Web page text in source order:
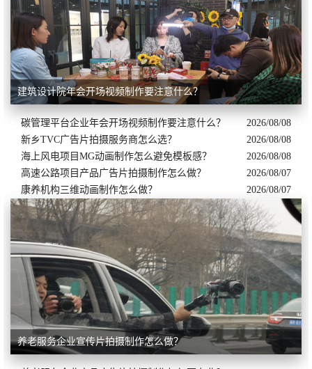
建筑设计院年会开场视频制作要注意什么？
2026/08/08
碳管理平台企业年会开场视频制作要注意什么？
2026/08/08
新乡TVC广告片拍摄服务商怎么选？
2026/08/08
海上风电项目MG动画制作怎么避免模板感？
2026/08/07
高速公路项目产品广告片拍摄制作怎么做？
2026/08/07
康养机构三维动画制作怎么做？
养老服务企业宣传片拍摄制作怎么做？